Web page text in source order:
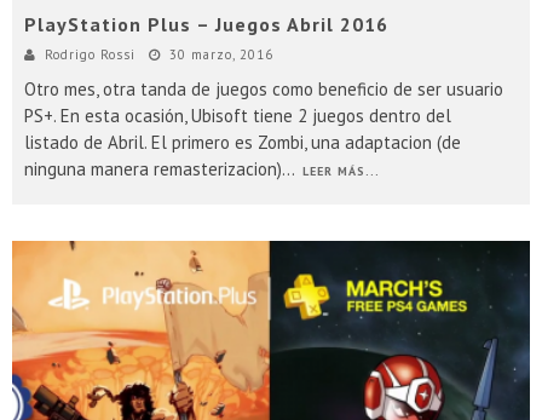
PlayStation Plus – Juegos Abril 2016
Rodrigo Rossi 30 marzo, 2016
Otro mes, otra tanda de juegos como beneficio de ser usuario
PS+. En esta ocasión, Ubisoft tiene 2 juegos dentro del
listado de Abril. El primero es Zombi, una adaptacion (de
ninguna manera remasterizacion)... LEER MÁS...